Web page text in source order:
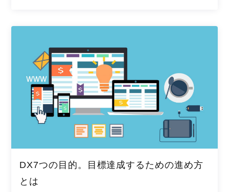
DX7つの目的。目標達成するための進め方
とは